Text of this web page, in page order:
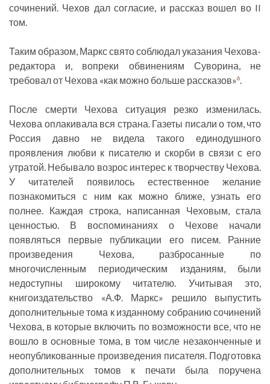
сочинений. Чехов дал согласие, и рассказ вошел во II
том.
Таким образом, Маркс свято соблюдал указания Чехова-
редактора и, вопреки обвинениям Суворина, не
требовал от Чехова «как можно больше рассказов»6.
После смерти Чехова ситуация резко изменилась.
Чехова оплакивала вся страна. Газеты писали о том, что
Россия давно не видела такого единодушного
проявления любви к писателю и скорби в связи с его
утратой. Небывало возрос интерес к творчеству Чехова.
У читателей появилось естественное желание
познакомиться с ним как можно ближе, узнать его
полнее. Каждая строка, написанная Чеховым, стала
ценностью. В воспоминаниях о Чехове начали
появляться первые публикации его писем. Ранние
произведения Чехова, разбросанные по
многочисленным периодическим изданиям, были
недоступны широкому читателю. Учитывая это,
книгоиздательство «А.Ф. Маркс» решило выпустить
дополнительные тома к изданному собранию сочинений
Чехова, в которые включить по возможности все, что не
вошло в основные тома, в том числе незаконченные и
неопубликованные произведения писателя. Подготовка
дополнительных томов к печати была поручена